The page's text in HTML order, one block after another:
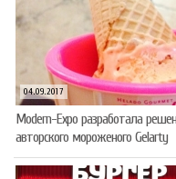
04.09.2017
Modern-Expo разработала
авторского мороженого Gelarty